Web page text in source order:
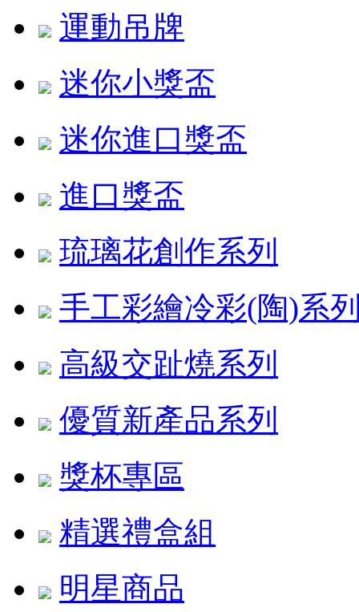
運動吊牌
迷你小獎盃
迷你進口獎盃
進口獎盃
琉璃花創作系列
手工彩繪冷彩(陶)系
高級交趾燒系列
優質新產品系列
獎杯專區
精選禮盒組
明星商品